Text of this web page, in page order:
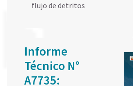
flujo de detritos
Informe
Técnico N°
A7735: